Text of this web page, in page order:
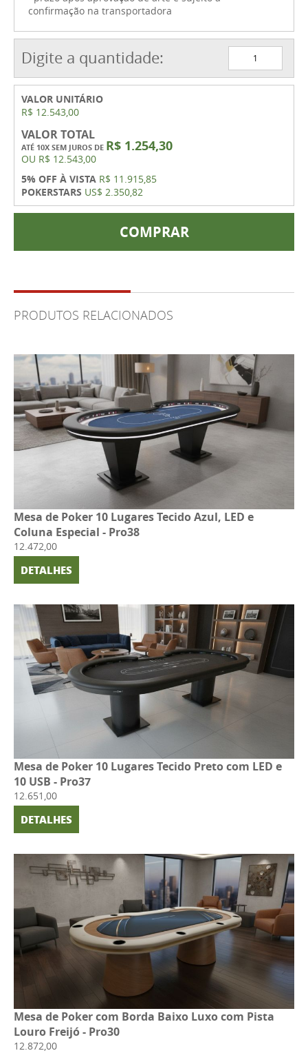
confirmação na transportadora
Digite a quantidade:
VALOR UNITÁRIO
R$ 12.543,00
VALOR TOTAL
ATÉ 10X SEM JUROS DE R$ 1.254,30
OU R$ 12.543,00
5% OFF À VISTA R$ 11.915,85
POKERSTARS US$ 2.350,82
COMPRAR
PRODUTOS RELACIONADOS
Mesa de Poker 10 Lugares Tecido Azul, LED e
Coluna Especial - Pro38
12.472,00
DETALHES
Mesa de Poker 10 Lugares Tecido Preto com LED e
10 USB - Pro37
12.651,00
DETALHES
Mesa de Poker com Borda Baixo Luxo com Pista
Louro Freijó - Pro30
12.872,00